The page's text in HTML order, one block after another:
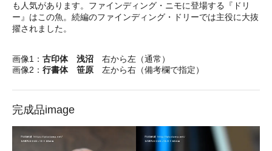
も人気があります。ファインディング・ニモに登場する『ドリ
ー』はこの魚。続編のファインディング・ドリーでは主役に大抜
擢されました。
画像1： 古印体 浅沼 右から左（通常）
画像2： 行書体 笹原 左から右（備考欄で指定）
完成品image